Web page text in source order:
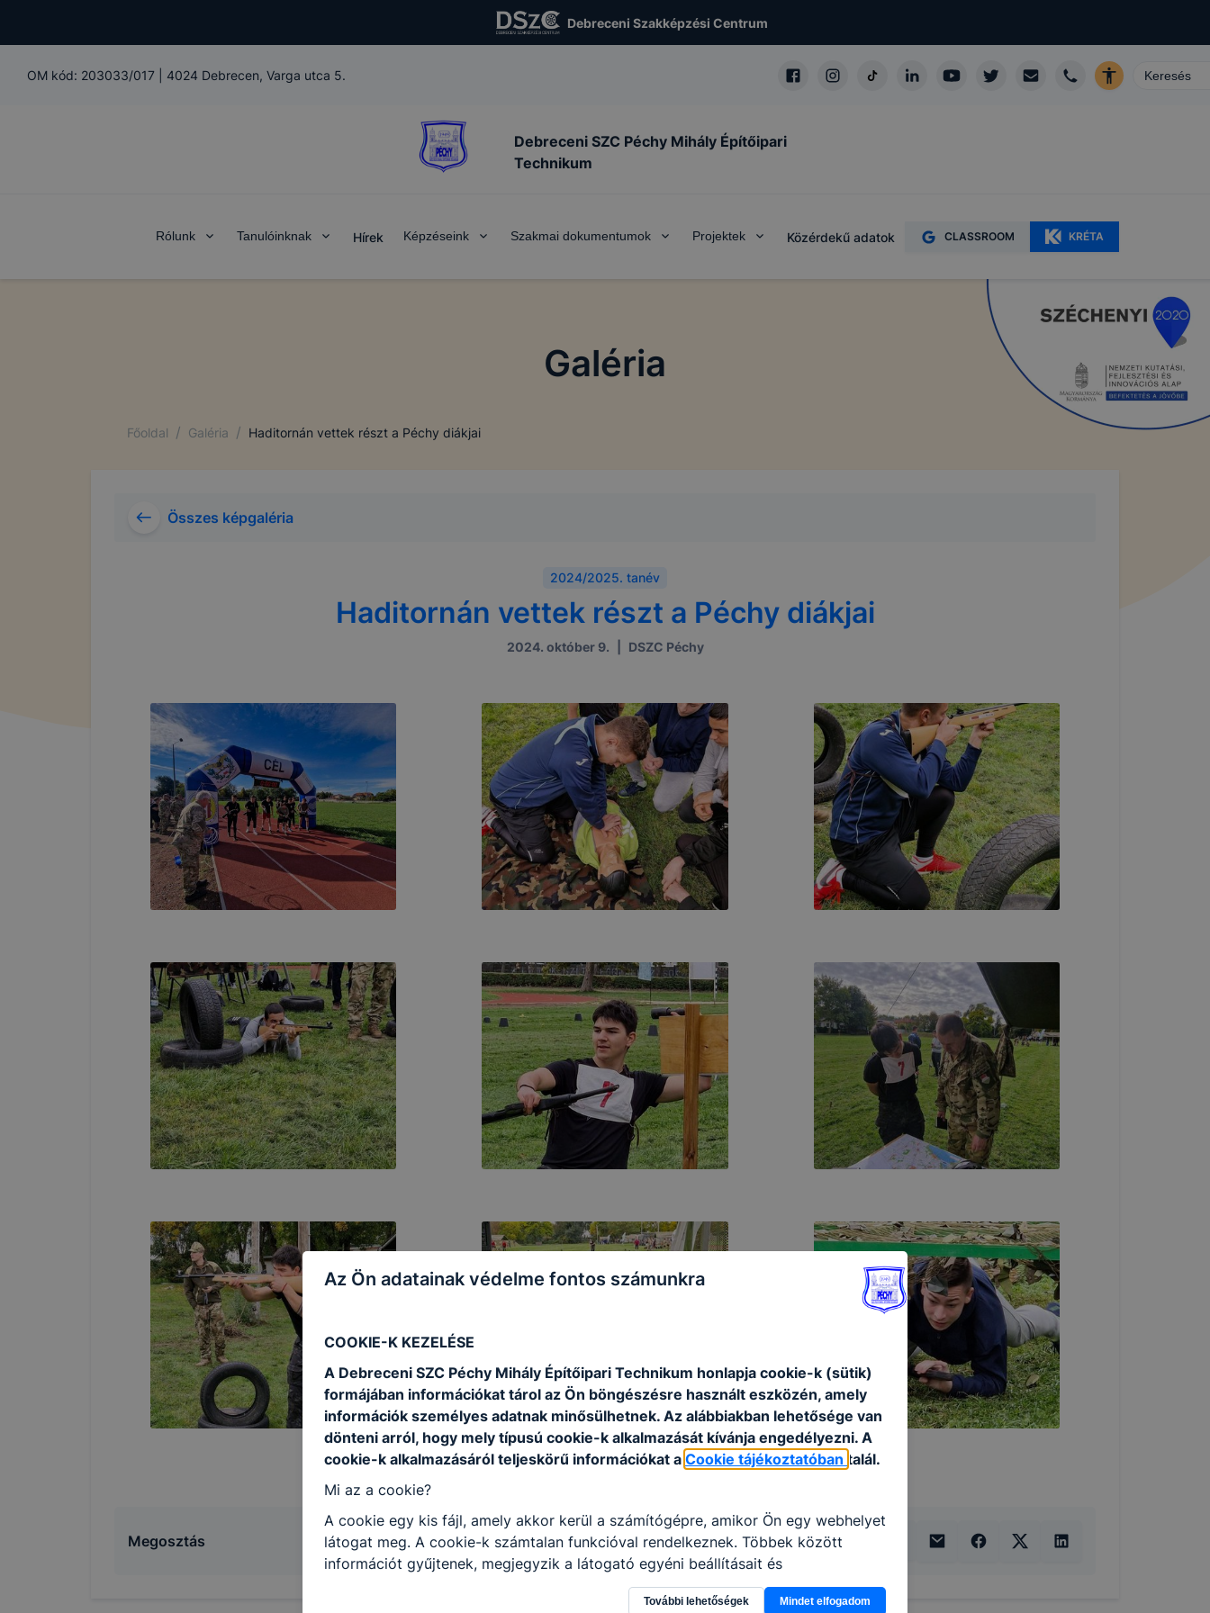
Debreceni Szakképzési Centrum
OM kód: 203033/017 4024 Debrecen, Varga utca 5.
Debreceni SZC Péchy Mihály Építőipari
Technikum
Rólunk Tanulóinknak Hírek Képzéseink Szakmai dokumentumok Projektek Közérdekű adatok CLASSROOM KRÉTA
Galéria
Főoldal / Galéria / Haditornán vettek részt a Péchy diákjai
Összes képgaléria
2024/2025. tanév
Haditornán vettek részt a Péchy diákjai
2024. október 9. DSZC Péchy
Megosztás
Az Ön adatainak védelme fontos számunkra
COOKIE-K KEZELÉSE
A Debreceni SZC Péchy Mihály Építőipari Technikum honlapja cookie-k (sütik)
formájában információkat tárol az Ön böngészésre használt eszközén, amely
információk személyes adatnak minősülhetnek. Az alábbiakban lehetősége van
dönteni arról, hogy mely típusú cookie-k alkalmazását kívánja engedélyezni. A
cookie-k alkalmazásáról teljeskörű információkat a Cookie tájékoztatóban talál.
Mi az a cookie?
A cookie egy kis fájl, amely akkor kerül a számítógépre, amikor Ön egy webhelyet
látogat meg. A cookie-k számtalan funkcióval rendelkeznek. Többek között
információt gyűjtenek, megjegyzik a látogató egyéni beállításait és
általánosságban megkönnyítik a honlap használatát.
További lehetőségek Mindet elfogadom